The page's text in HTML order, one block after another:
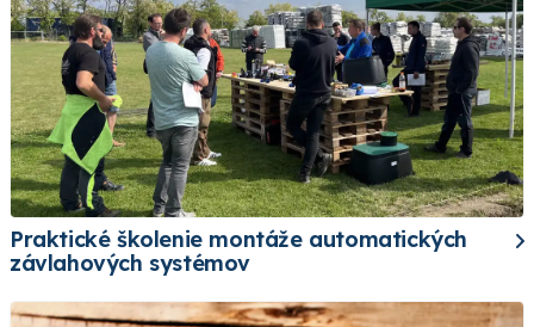
Praktické školenie montáže automatických
závlahových systémov